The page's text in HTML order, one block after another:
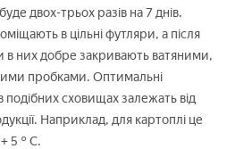
двох-трьох разів на 7 днів.
в цільні футляри, а після
в них добре закривають ватяними,
пробками. Оптимальні
сховищах залежать від
Наприклад, для картоплі це
5 ° C.